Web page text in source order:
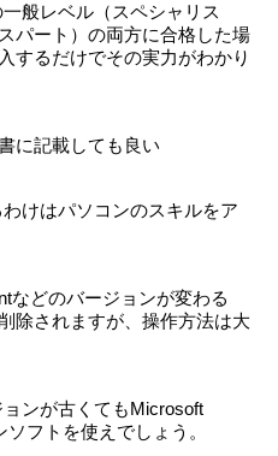
般レベル（スペシャリス
パート）の両方に合格した場
するだけでその実力がわかり
に記載しても良い
けはパソコンのスキルをア
などのバージョンが変わる
除されますが、操作方法は大
ンが古くてもMicrosoft
フトを使えでしょう。